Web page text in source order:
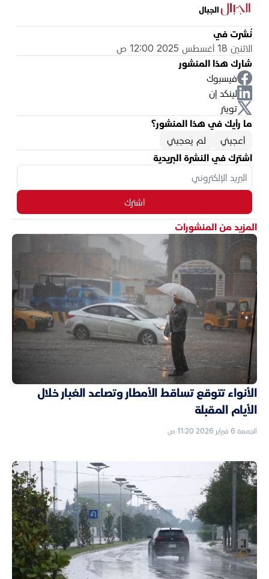
الجبال
نُشرت في
الاثنين 18 أغسطس 2025 12:00 ص
شارك هذا المنشور
فيسبوك
لينكد إن
تويتر
ما رأيك في هذا المنشور؟
أعجبني
لم يعجبني
اشترك في النشرة البريدية
اشترك
المزيد من المنشورات
الأنواء تتوقع تساقط الأمطار وتصاعد الغبار خلال
الأيام المقبلة
الجمعة 6 فبراير 2026 11:20 ص